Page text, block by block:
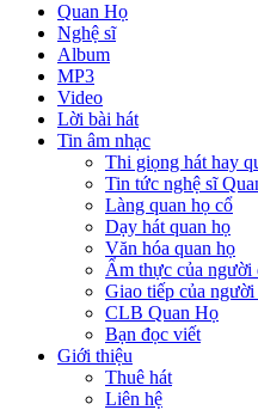
Quan Họ
Nghệ sĩ
Album
MP3
Video
Lời bài hát
Tin âm nhạc
Thi giọng hát hay
Tin tức nghệ sĩ
Làng quan họ cổ
Dạy hát quan họ
Văn hóa quan họ
Ẩm thực của người
Giao tiếp của người
CLB Quan Họ
Bạn đọc viết
Giới thiệu
Thuê hát
Liên hệ